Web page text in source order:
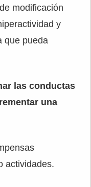
modificación
y
que pueda
las conductas
una
actividades.